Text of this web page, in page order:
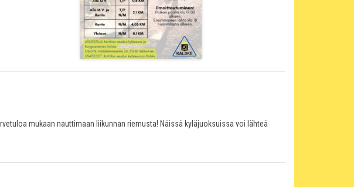
mukaan nauttimaan liikunnan riemusta! Näissä kyläjuoksuissa voi lähteä